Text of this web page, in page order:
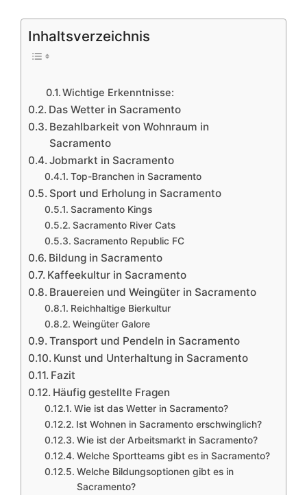
Inhaltsverzeichnis
Wichtige Erkenntnisse:
Das Wetter in Sacramento
Bezahlbarkeit von Wohnraum in
Sacramento
Jobmarkt in Sacramento
Top-Branchen in Sacramento
Sport und Erholung in Sacramento
Sacramento Kings
Sacramento River Cats
Sacramento Republic FC
Bildung in Sacramento
Kaffeekultur in Sacramento
Brauereien und Weingüter in Sacramento
Reichhaltige Bierkultur
Weingüter Galore
Transport und Pendeln in Sacramento
Kunst und Unterhaltung in Sacramento
Fazit
Häufig gestellte Fragen
Wie ist das Wetter in Sacramento?
Ist Wohnen in Sacramento erschwinglich?
Wie ist der Arbeitsmarkt in Sacramento?
Welche Sportteams gibt es in Sacramento?
Welche Bildungsoptionen gibt es in
Sacramento?